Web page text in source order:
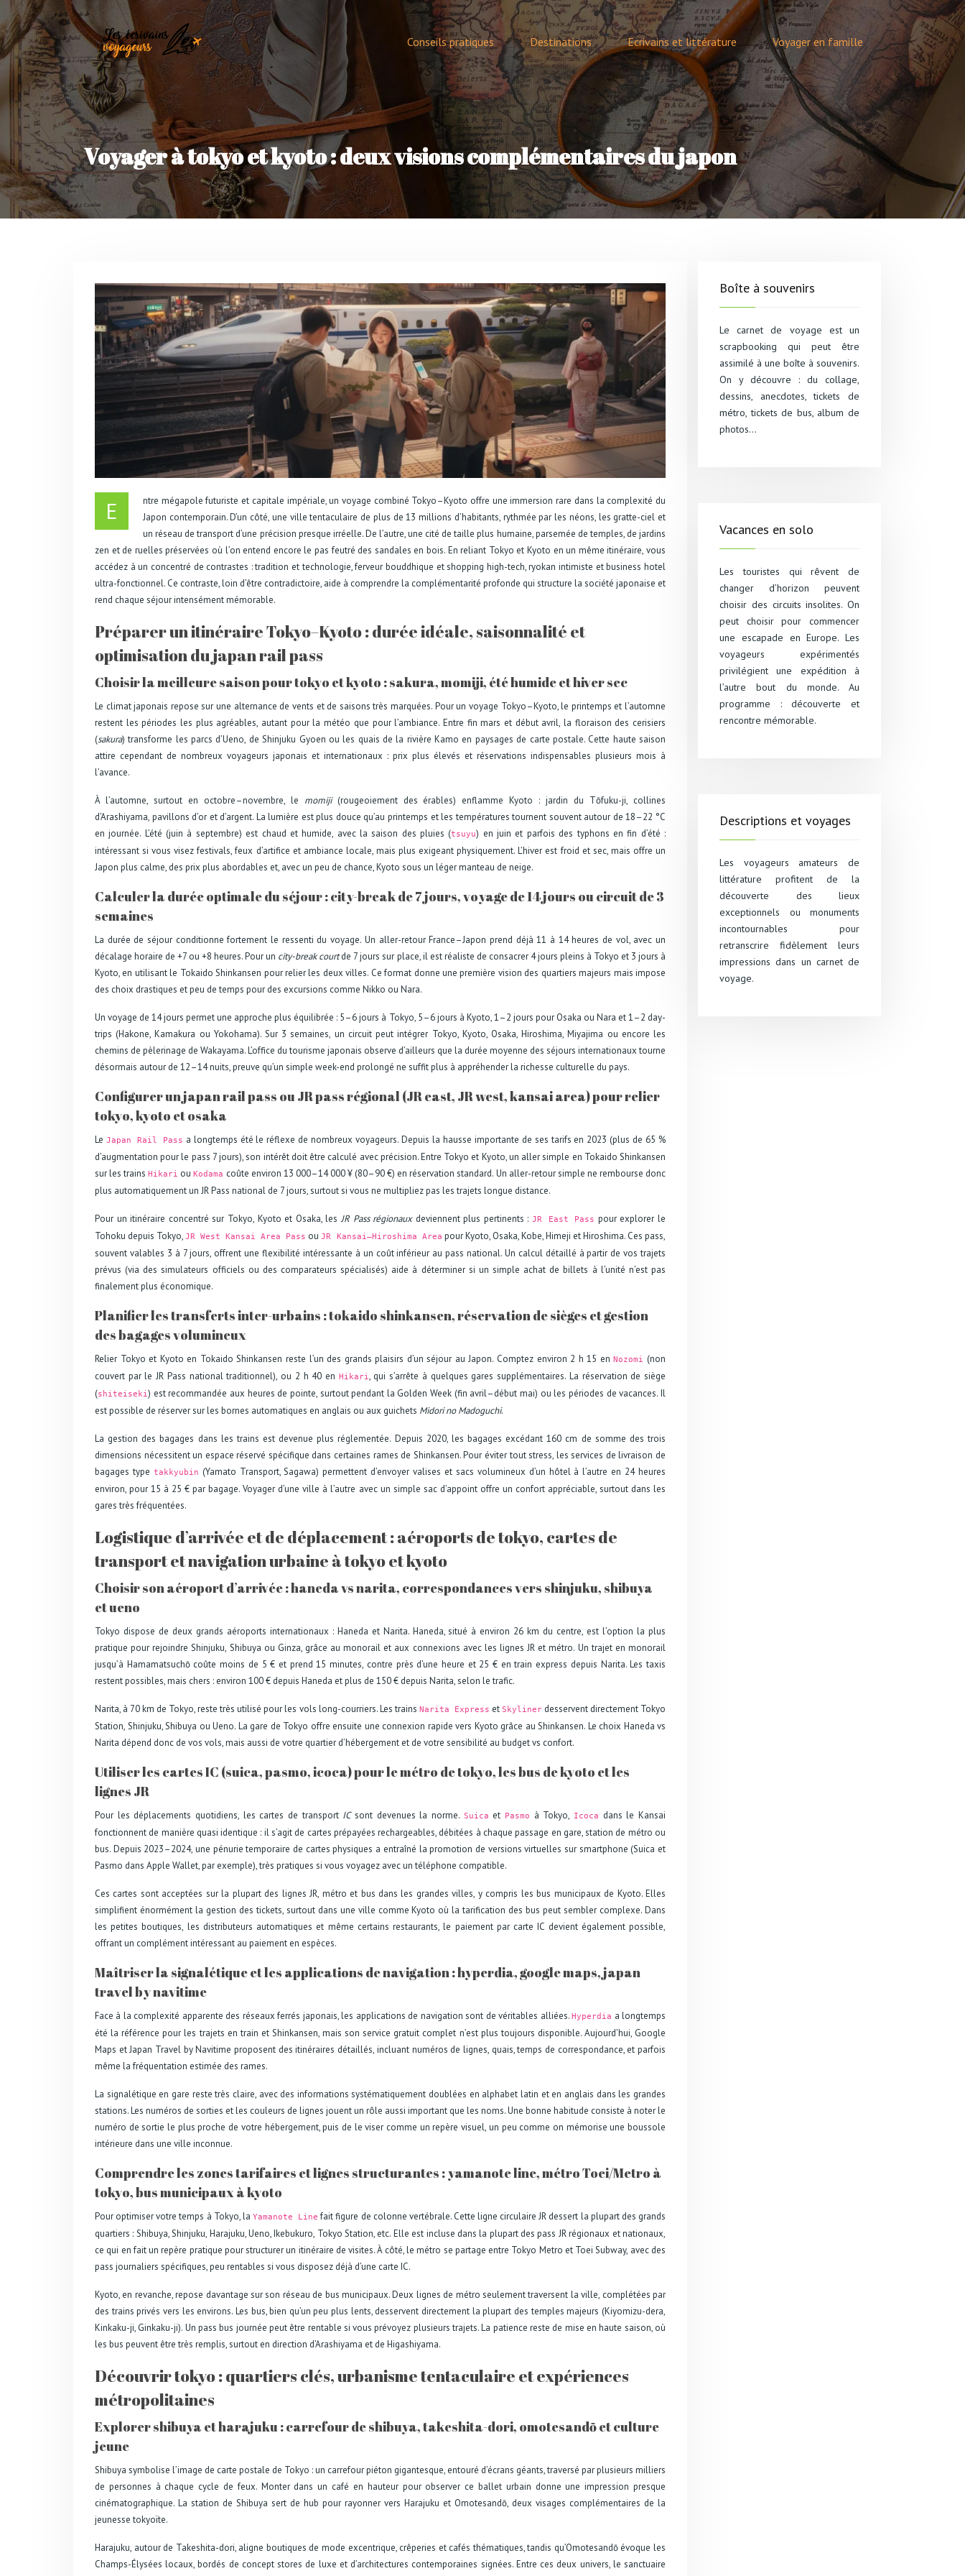
Conseils pratiques Destinations Ecrivains et littérature Voyager en famille
Voyager à tokyo et kyoto : deux visions complémentaires du japon
E
ntre mégapole futuriste et capitale impériale, un voyage combiné Tokyo–Kyoto offre une immersion rare dans la complexité du
Japon contemporain. D’un côté, une ville tentaculaire de plus de 13 millions d’habitants, rythmée par les néons, les gratte-ciel et
un réseau de transport d’une précision presque irréelle. De l’autre, une cité de taille plus humaine, parsemée de temples, de jardins
zen et de ruelles préservées où l’on entend encore le pas feutré des sandales en bois. En reliant Tokyo et Kyoto en un même itinéraire, vous
accédez à un concentré de contrastes : tradition et technologie, ferveur bouddhique et shopping high-tech, ryokan intimiste et business hotel
ultra-fonctionnel. Ce contraste, loin d’être contradictoire, aide à comprendre la complémentarité profonde qui structure la société japonaise et
rend chaque séjour intensément mémorable.
Préparer un itinéraire Tokyo–Kyoto : durée idéale, saisonnalité et
optimisation du japan rail pass
Choisir la meilleure saison pour tokyo et kyoto : sakura, momiji, été humide et hiver sec
Le climat japonais repose sur une alternance de vents et de saisons très marquées. Pour un voyage Tokyo–Kyoto, le printemps et l’automne
restent les périodes les plus agréables, autant pour la météo que pour l’ambiance. Entre fin mars et début avril, la floraison des cerisiers
(sakura) transforme les parcs d’Ueno, de Shinjuku Gyoen ou les quais de la rivière Kamo en paysages de carte postale. Cette haute saison
attire cependant de nombreux voyageurs japonais et internationaux : prix plus élevés et réservations indispensables plusieurs mois à
l’avance.
À l’automne, surtout en octobre–novembre, le momiji(rougeoiement des érables) enflamme Kyoto : jardin du Tōfuku-ji, collines
d’Arashiyama, pavillons d’or et d’argent. La lumière est plus douce qu’au printemps et les températures tournent souvent autour de 18–22 °C
en journée. L’été (juin à septembre) est chaud et humide, avec la saison des pluies (tsuyu) en juin et parfois des typhons en fin d’été :
intéressant si vous visez festivals, feux d’artifice et ambiance locale, mais plus exigeant physiquement. L’hiver est froid et sec, mais offre un
Japon plus calme, des prix plus abordables et, avec un peu de chance, Kyoto sous un léger manteau de neige.
Calculer la durée optimale du séjour : city-break de 7 jours, voyage de 14 jours ou circuit de 3
semaines
La durée de séjour conditionne fortement le ressenti du voyage. Un aller-retour France–Japon prend déjà 11 à 14 heures de vol, avec un
décalage horaire de +7 ou +8 heures. Pour un city-break courtde 7 jours sur place, il est réaliste de consacrer 4 jours pleins à Tokyo et 3 jours à
Kyoto, en utilisant le Tokaido Shinkansen pour relier les deux villes. Ce format donne une première vision des quartiers majeurs mais impose
des choix drastiques et peu de temps pour des excursions comme Nikko ou Nara.
Un voyage de 14 jours permet une approche plus équilibrée : 5–6 jours à Tokyo, 5–6 jours à Kyoto, 1–2 jours pour Osaka ou Nara et 1–2 day-
trips (Hakone, Kamakura ou Yokohama). Sur 3 semaines, un circuit peut intégrer Tokyo, Kyoto, Osaka, Hiroshima, Miyajima ou encore les
chemins de pèlerinage de Wakayama. L’office du tourisme japonais observe d’ailleurs que la durée moyenne des séjours internationaux tourne
désormais autour de 12–14 nuits, preuve qu’un simple week-end prolongé ne suffit plus à appréhender la richesse culturelle du pays.
Configurer un japan rail pass ou JR pass régional (JR east, JR west, kansai area) pour relier
tokyo, kyoto et osaka
Le Japan Rail Pass a longtemps été le réflexe de nombreux voyageurs. Depuis la hausse importante de ses tarifs en 2023 (plus de 65 %
d’augmentation pour le pass 7 jours), son intérêt doit être calculé avec précision. Entre Tokyo et Kyoto, un aller simple en Tokaido Shinkansen
sur les trainsHikari ouKodama coûte environ 13 000–14 000 ¥ (80–90 €) en réservation standard. Un aller-retour simple ne rembourse donc
plus automatiquement un JR Pass national de 7 jours, surtout si vous ne multipliez pas les trajets longue distance.
Pour un itinéraire concentré sur Tokyo, Kyoto et Osaka, lesJR Pass régionauxdeviennent plus pertinents :JR East Pass pour explorer le
Tohoku depuis Tokyo,JR West Kansai Area Pass ouJR Kansai–Hiroshima Area pour Kyoto, Osaka, Kobe, Himeji et Hiroshima. Ces pass,
souvent valables 3 à 7 jours, offrent une flexibilité intéressante à un coût inférieur au pass national. Un calcul détaillé à partir de vos trajets
prévus (via des simulateurs officiels ou des comparateurs spécialisés) aide à déterminer si un simple achat de billets à l’unité n’est pas
finalement plus économique.
Planifier les transferts inter-urbains : tokaido shinkansen, réservation de sièges et gestion
des bagages volumineux
Relier Tokyo et Kyoto en Tokaido Shinkansen reste l’un des grands plaisirs d’un séjour au Japon. Comptez environ 2 h 15 enNozomi (non
couvert par le JR Pass national traditionnel), ou 2 h 40 en Hikari, qui s’arrête à quelques gares supplémentaires. La réservation de siège
(shiteiseki) est recommandée aux heures de pointe, surtout pendant la Golden Week (fin avril–début mai) ou les périodes de vacances. Il
est possible de réserver sur les bornes automatiques en anglais ou aux guichets Midori no Madoguchi.
La gestion des bagages dans les trains est devenue plus réglementée. Depuis 2020, les bagages excédant 160 cm de somme des trois
dimensions nécessitent un espace réservé spécifique dans certaines rames de Shinkansen. Pour éviter tout stress, les services de livraison de
bagages type takkyubin (Yamato Transport, Sagawa) permettent d’envoyer valises et sacs volumineux d’un hôtel à l’autre en 24 heures
environ, pour 15 à 25 € par bagage. Voyager d’une ville à l’autre avec un simple sac d’appoint offre un confort appréciable, surtout dans les
gares très fréquentées.
Logistique d’arrivée et de déplacement : aéroports de tokyo, cartes de
transport et navigation urbaine à tokyo et kyoto
Choisir son aéroport d’arrivée : haneda vs narita, correspondances vers shinjuku, shibuya
et ueno
Tokyo dispose de deux grands aéroports internationaux : Haneda et Narita. Haneda, situé à environ 26 km du centre, est l’option la plus
pratique pour rejoindre Shinjuku, Shibuya ou Ginza, grâce au monorail et aux connexions avec les lignes JR et métro. Un trajet en monorail
jusqu’à Hamamatsuchō coûte moins de 5 € et prend 15 minutes, contre près d’une heure et 25 € en train express depuis Narita. Les taxis
restent possibles, mais chers : environ 100 € depuis Haneda et plus de 150 € depuis Narita, selon le trafic.
Narita, à 70 km de Tokyo, reste très utilisé pour les vols long-courriers. Les trains Narita Express et Skylinerdesservent directement Tokyo
Station, Shinjuku, Shibuya ou Ueno. La gare de Tokyo offre ensuite une connexion rapide vers Kyoto grâce au Shinkansen. Le choix Haneda vs
Narita dépend donc de vos vols, mais aussi de votre quartier d’hébergement et de votre sensibilité au budget vs confort.
Utiliser les cartes IC (suica, pasmo, icoca) pour le métro de tokyo, les bus de kyoto et les
lignes JR
Pour les déplacements quotidiens, les cartes de transport ICsont devenues la norme. Suica et Pasmo à Tokyo, Icoca dans le Kansai
fonctionnent de manière quasi identique : il s’agit de cartes prépayées rechargeables, débitées à chaque passage en gare, station de métro ou
bus. Depuis 2023–2024, une pénurie temporaire de cartes physiques a entraîné la promotion de versions virtuelles sur smartphone (Suica et
Pasmo dans Apple Wallet, par exemple), très pratiques si vous voyagez avec un téléphone compatible.
Ces cartes sont acceptées sur la plupart des lignes JR, métro et bus dans les grandes villes, y compris les bus municipaux de Kyoto. Elles
simplifient énormément la gestion des tickets, surtout dans une ville comme Kyoto où la tarification des bus peut sembler complexe. Dans
les petites boutiques, les distributeurs automatiques et même certains restaurants, le paiement par carte IC devient également possible,
offrant un complément intéressant au paiement en espèces.
Maîtriser la signalétique et les applications de navigation : hyperdia, google maps, japan
travel by navitime
Face à la complexité apparente des réseaux ferrés japonais, les applications de navigation sont de véritables alliées.Hyperdia a longtemps
été la référence pour les trajets en train et Shinkansen, mais son service gratuit complet n’est plus toujours disponible. Aujourd’hui, Google
Maps et Japan Travel by Navitime proposent des itinéraires détaillés, incluant numéros de lignes, quais, temps de correspondance, et parfois
même la fréquentation estimée des rames.
La signalétique en gare reste très claire, avec des informations systématiquement doublées en alphabet latin et en anglais dans les grandes
stations. Les numéros de sorties et les couleurs de lignes jouent un rôle aussi important que les noms. Une bonne habitude consiste à noter le
numéro de sortie le plus proche de votre hébergement, puis de le viser comme un repère visuel, un peu comme on mémorise une boussole
intérieure dans une ville inconnue.
Comprendre les zones tarifaires et lignes structurantes : yamanote line, métro Toei/Metro à
tokyo, bus municipaux à kyoto
Pour optimiser votre temps à Tokyo, la Yamanote Line fait figure de colonne vertébrale. Cette ligne circulaire JR dessert la plupart des grands
quartiers : Shibuya, Shinjuku, Harajuku, Ueno, Ikebukuro, Tokyo Station, etc. Elle est incluse dans la plupart des pass JR régionaux et nationaux,
ce qui en fait un repère pratique pour structurer un itinéraire de visites. À côté, le métro se partage entre Tokyo Metro et Toei Subway, avec des
pass journaliers spécifiques, peu rentables si vous disposez déjà d’une carte IC.
Kyoto, en revanche, repose davantage sur son réseau de bus municipaux. Deux lignes de métro seulement traversent la ville, complétées par
des trains privés vers les environs. Les bus, bien qu’un peu plus lents, desservent directement la plupart des temples majeurs (Kiyomizu-dera,
Kinkaku-ji, Ginkaku-ji). Un pass bus journée peut être rentable si vous prévoyez plusieurs trajets. La patience reste de mise en haute saison, où
les bus peuvent être très remplis, surtout en direction d’Arashiyama et de Higashiyama.
Découvrir tokyo : quartiers clés, urbanisme tentaculaire et expériences
métropolitaines
Explorer shibuya et harajuku : carrefour de shibuya, takeshita-dori, omotesandō et culture
jeune
Shibuya symbolise l’image de carte postale de Tokyo : un carrefour piéton gigantesque, entouré d’écrans géants, traversé par plusieurs milliers
de personnes à chaque cycle de feux. Monter dans un café en hauteur pour observer ce ballet urbain donne une impression presque
cinématographique. La station de Shibuya sert de hub pour rayonner vers Harajuku et Omotesandō, deux visages complémentaires de la
jeunesse tokyoïte.
Harajuku, autour de Takeshita-dori, aligne boutiques de mode excentrique, crêperies et cafés thématiques, tandis qu’Omotesandō évoque les
Champs-Élysées locaux, bordés de concept stores de luxe et d’architectures contemporaines signées. Entre ces deux univers, le sanctuaire
Boîte à souvenirs
Le carnet de voyage est un
scrapbooking qui peut être
assimilé à une boîte à souvenirs.
On y découvre : du collage,
dessins, anecdotes, tickets de
métro, tickets de bus, album de
photos…
Vacances en solo
Les touristes qui rêvent de
changer d’horizon peuvent
choisir des circuits insolites. On
peut choisir pour commencer
une escapade en Europe. Les
voyageurs expérimentés
privilégient une expédition à
l’autre bout du monde. Au
programme : découverte et
rencontre mémorable.
Descriptions et voyages
Les voyageurs amateurs de
littérature profitent de la
découverte des lieux
exceptionnels ou monuments
incontournables pour
retranscrire fidèlement leurs
impressions dans un carnet de
voyage.